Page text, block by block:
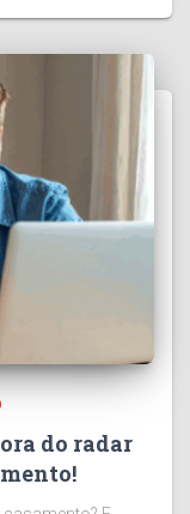
do radar